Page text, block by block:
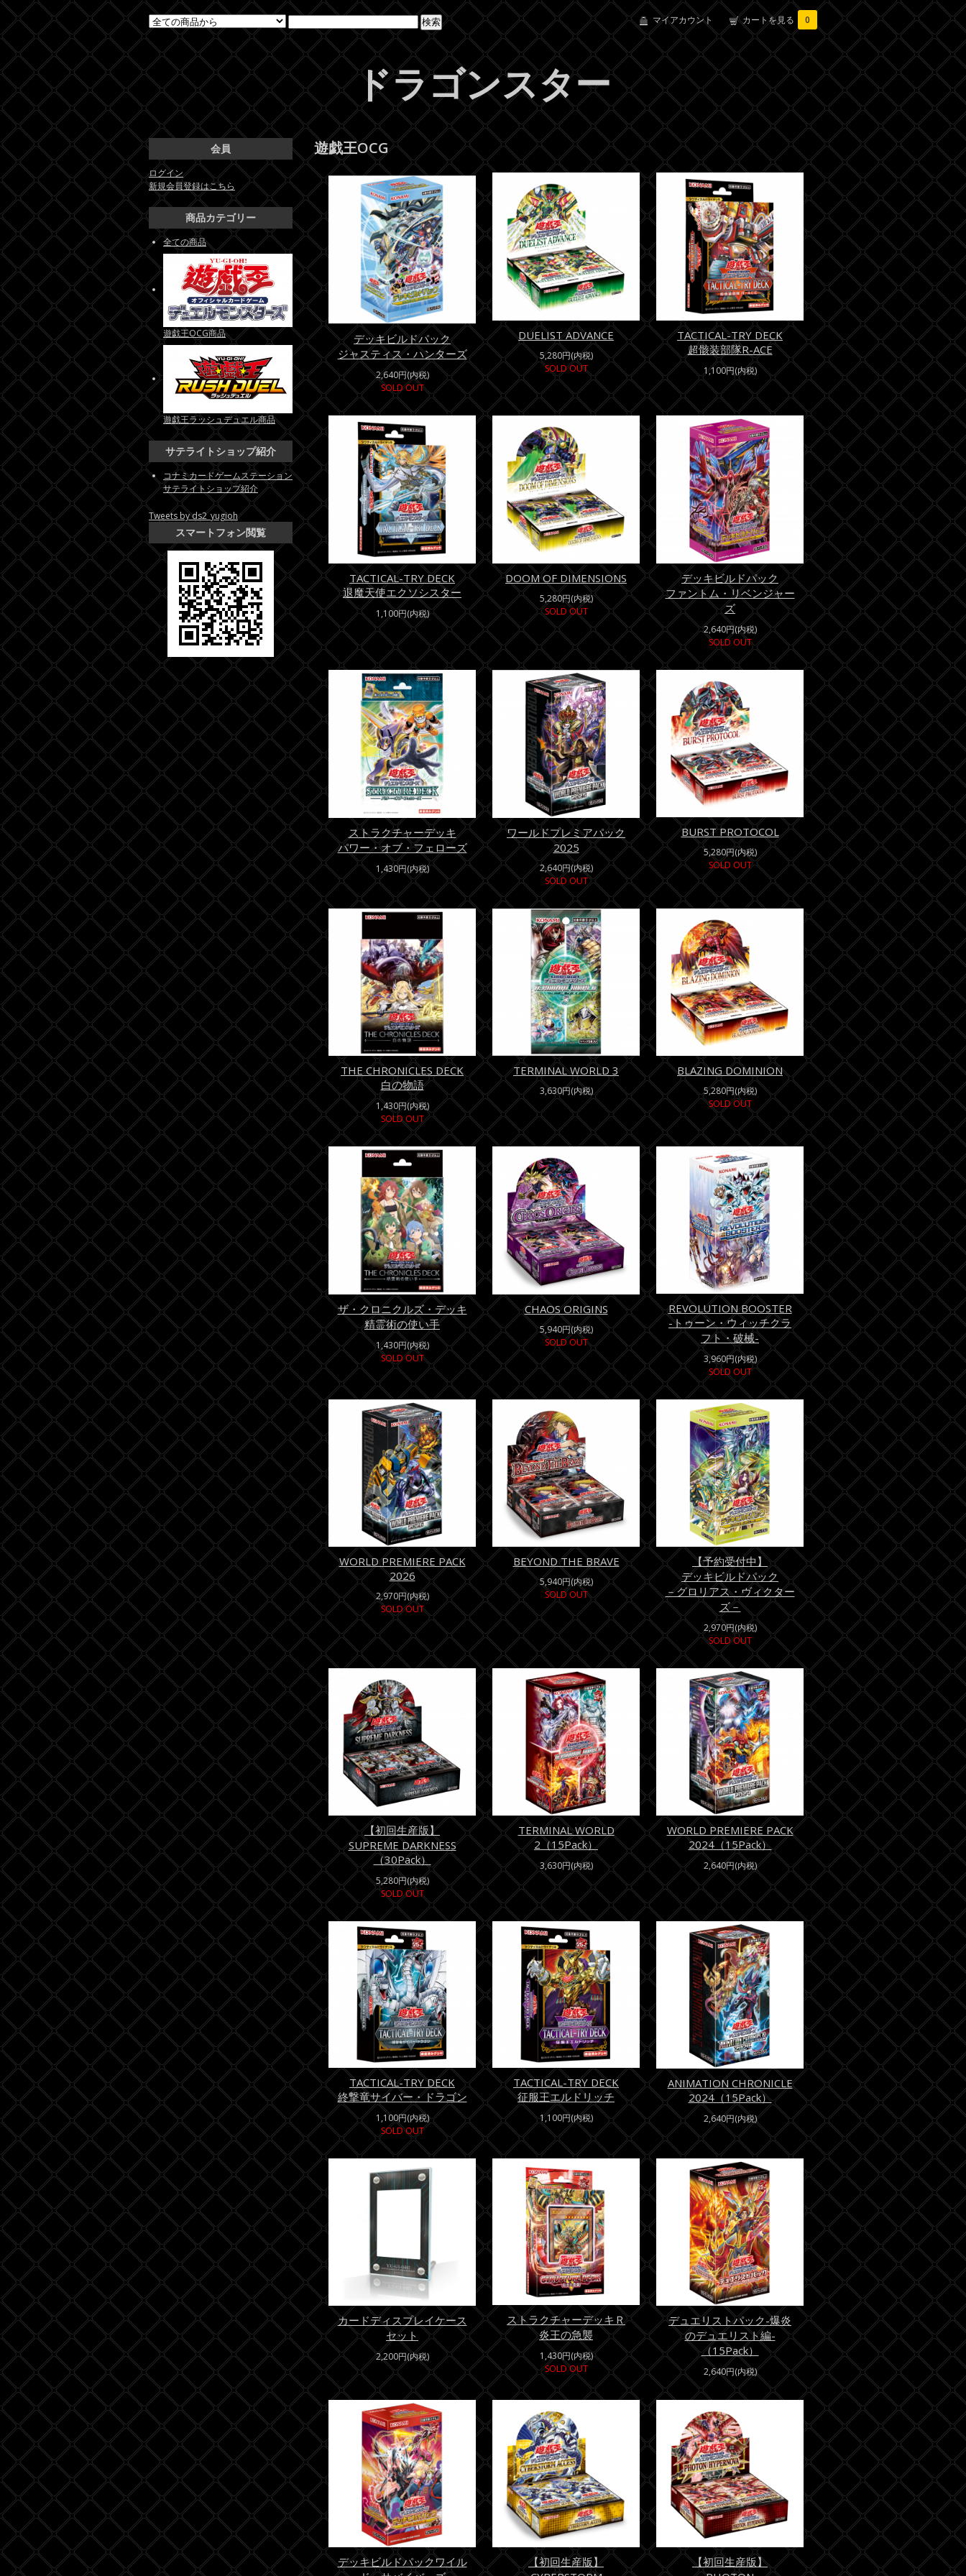
マイアカウント カートを見る 0
ドラゴンスター
遊戯王OCG
デッキビルドパック
ジャスティス・ハンターズ
2,640円(内税)
SOLD OUT
DUELIST ADVANCE
5,280円(内税)
SOLD OUT
TACTICAL-TRY DECK
超骸装部隊R-ACE
1,100円(内税)
TACTICAL-TRY DECK
退魔天使エクソシスター
1,100円(内税)
DOOM OF DIMENSIONS
5,280円(内税)
SOLD OUT
デッキビルドパック
ファントム・リベンジャー
ズ
2,640円(内税)
SOLD OUT
ストラクチャーデッキ
パワー・オブ・フェローズ
1,430円(内税)
ワールドプレミアパック
2025
2,640円(内税)
SOLD OUT
BURST PROTOCOL
5,280円(内税)
SOLD OUT
THE CHRONICLES DECK
白の物語
1,430円(内税)
SOLD OUT
TERMINAL WORLD 3
3,630円(内税)
BLAZING DOMINION
5,280円(内税)
SOLD OUT
ザ・クロニクルズ・デッキ
精霊術の使い手
1,430円(内税)
SOLD OUT
CHAOS ORIGINS
5,940円(内税)
SOLD OUT
REVOLUTION BOOSTER
-トゥーン・ウィッチクラ
フト・破械-
3,960円(内税)
SOLD OUT
WORLD PREMIERE PACK
2026
2,970円(内税)
SOLD OUT
BEYOND THE BRAVE
5,940円(内税)
SOLD OUT
【予約受付中】
デッキビルドパック
－グロリアス・ヴィクター
ズ－
2,970円(内税)
SOLD OUT
【初回生産版】
SUPREME DARKNESS
（30Pack）
5,280円(内税)
SOLD OUT
TERMINAL WORLD
2（15Pack）
3,630円(内税)
WORLD PREMIERE PACK
2024（15Pack）
2,640円(内税)
TACTICAL-TRY DECK
終撃竜サイバー・ドラゴン
1,100円(内税)
SOLD OUT
TACTICAL-TRY DECK
征服王エルドリッチ
1,100円(内税)
ANIMATION CHRONICLE
2024（15Pack）
2,640円(内税)
カードディスプレイケース
セット
2,200円(内税)
ストラクチャーデッキＲ
炎王の急襲
1,430円(内税)
SOLD OUT
デュエリストパック-爆炎
のデュエリスト編-
（15Pack）
2,640円(内税)
デッキビルドパックワイル
【初回生産版】
【初回生産版】
会員
ログイン
新規会員登録はこちら
商品カテゴリー
全ての商品
遊戯王OCG商品
遊戯王ラッシュデュエル商品
サテライトショップ紹介
コナミカードゲームステーション
サテライトショップ紹介
Tweets by ds2_yugioh
スマートフォン閲覧